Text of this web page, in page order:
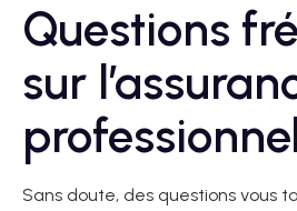
Questions
sur
Sans doute, des questions vous